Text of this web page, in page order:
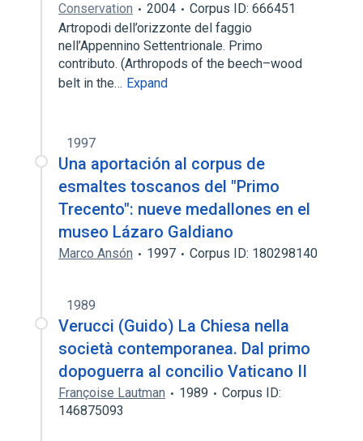
Conservation
2004
Corpus ID: 666451
Artropodi dell’orizzonte del faggio
nell’Appennino Settentrionale. Primo
contributo. (Arthropods of the beech–wood
belt in the… Expand
1997
Una aportación al corpus de
esmaltes toscanos del "Primo
Trecento": nueve medallones en el
museo Lázaro Galdiano
Marco Ansón 1997 Corpus ID: 180298140
1989
Verucci (Guido) La Chiesa nella
società contemporanea. Dal primo
dopoguerra al concilio Vaticano II
Françoise Lautman 1989
Corpus ID:
146875093